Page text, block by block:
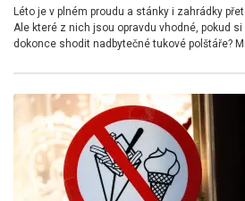
Léto je v plném proudu a stánky i zahrádky
Ale které z nich jsou opravdu vhodné, pokud
dokonce shodit nadbytečné tukové polštáře?